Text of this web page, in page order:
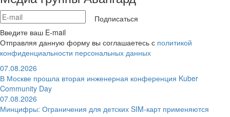
Подписаться
Введите ваш E-mail
Отправляя данную форму вы соглашаетесь с политикой
конфиденциальности персональных данных
07.08.2026
В Москве прошла вторая инженерная конференция Kuber
Community Day
07.08.2026
Минцифры: Ограничения для детских SIM-карт применяются